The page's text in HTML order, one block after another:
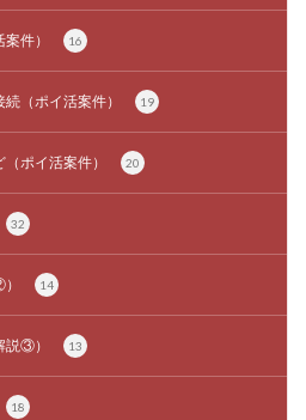
件） 16
（ポイ活案件） 19
ポイ活案件） 20
32
14
説③） 13
18